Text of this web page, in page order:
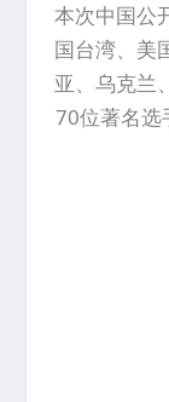
本次中国公
国台湾、美
亚、乌克兰
70位著名选